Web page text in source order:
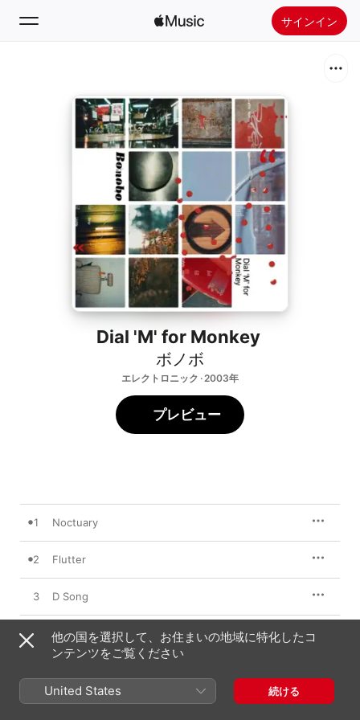
サインイン
新着おすすめ
Apple Musicをインストール
Dial 'M' for Monkey
ボノボ
エレクトロニック · 2003年
プレビュー
1 Noctuary
2 Flutter
3 D Song
4 Change Down
6 Pick Up
他の国を選択して、お住まいの地域に特化したコ
ンテンツをご覧ください
United States 続ける